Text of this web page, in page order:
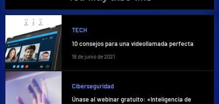
TECH
10 consejos para una videollamada perfecta
16 de junio de 2021
Ciberseguridad
Únase al webinar gratuito: «Inteligencia de